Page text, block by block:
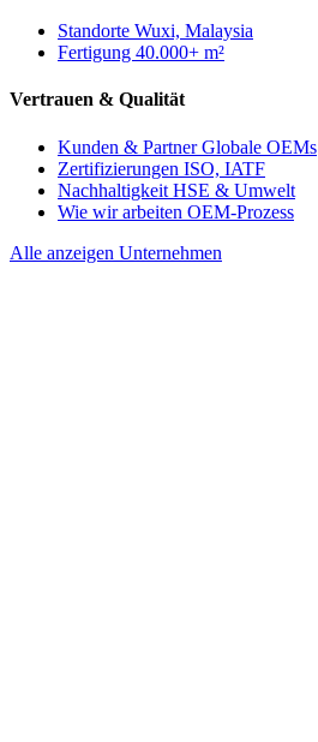
Standorte Wuxi, Malaysia
Fertigung 40.000+ m²
Vertrauen & Qualität
Kunden & PartnerGlobale OEMs
Zertifizierungen ISO, IATF
Nachhaltigkeit HSE & Umwelt
Wie wir arbeiten OEM-Prozess
Alle anzeigen Unternehmen